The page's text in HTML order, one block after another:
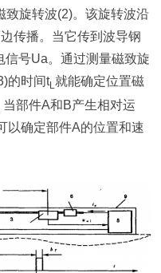
致旋转波(2)。该旋转波沿
传播。当它传到波导钢
信号Ua。通过测量磁致旋
的时间tL就能确定位置磁
部件A和B产生相对运
以确定部件A的位置和速